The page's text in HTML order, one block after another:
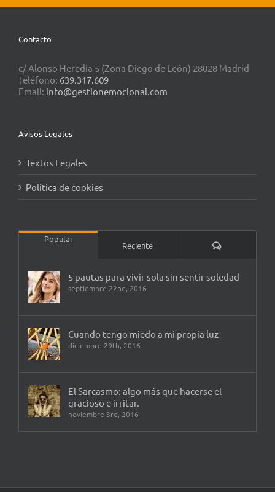
Contacto
c/ Alonso Heredia 5 (Zona Diego de León) 28028 Madrid
Teléfono: 639.317.609
Email: info@gestionemocional.com
Avisos Legales
Textos Legales
Política de cookies
Popular
Reciente Comentarios
5 pautas para vivir sola sin sentir soledad
septiembre 22nd, 2016
Cuando tengo miedo a mi propia luz
diciembre 29th, 2016
El Sarcasmo: algo más que hacerse el
gracioso e irritar.
noviembre 3rd, 2016